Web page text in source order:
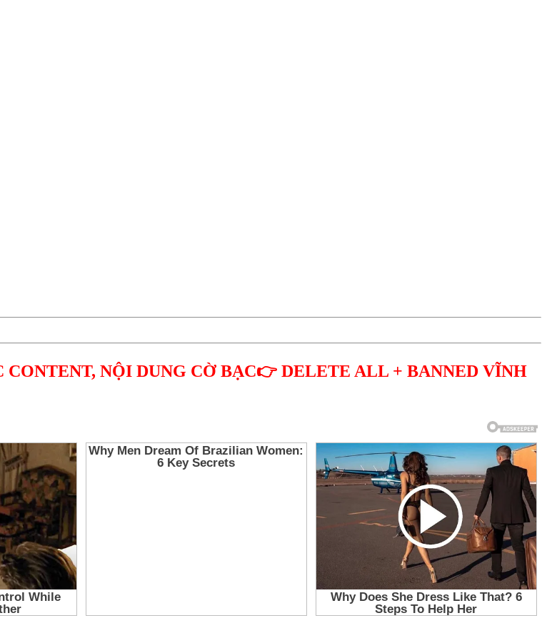
CONTENT, NỘI DUNG CỜ BẠC👉 DELETE ALL + BANNED VĨNH